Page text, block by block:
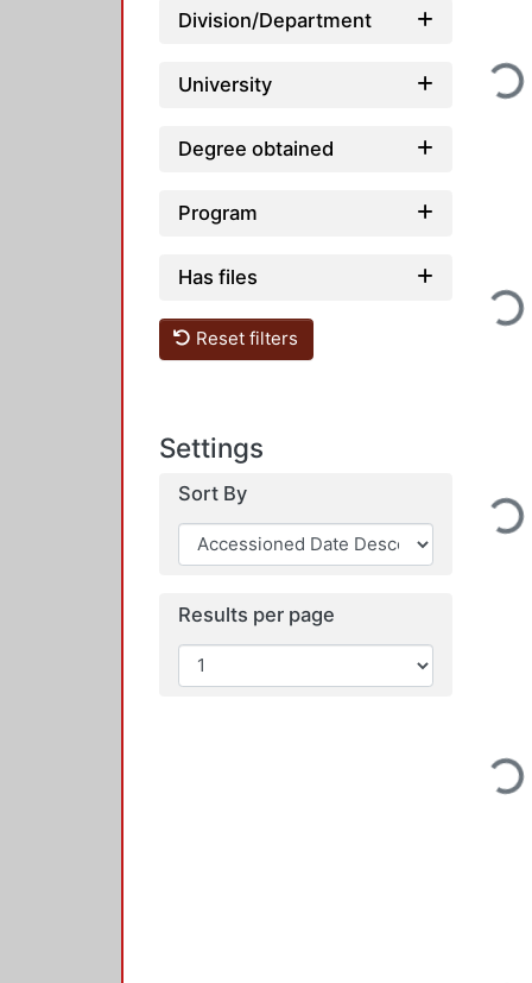
Division/Department
University
Degree obtained
Program
Has files
Reset filters
Settings
Sort By
Results per page
Loading...
Loading...
Loading...
Loading...